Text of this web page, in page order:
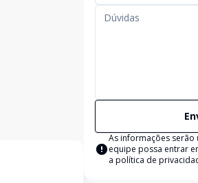
As informações serão
equipe possa entrar
a política de